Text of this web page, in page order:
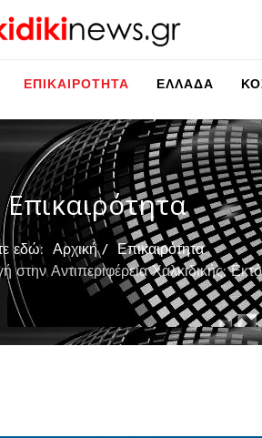
ΕΠΙΚΑΙΡΌΤΗΤΑ ΕΛΛΆΔΑ
Επικαιρότητα
εδώ: Αρχική
Επικαιρότητα
στην Αντιπεριφέρεια Χαλκιδικής: